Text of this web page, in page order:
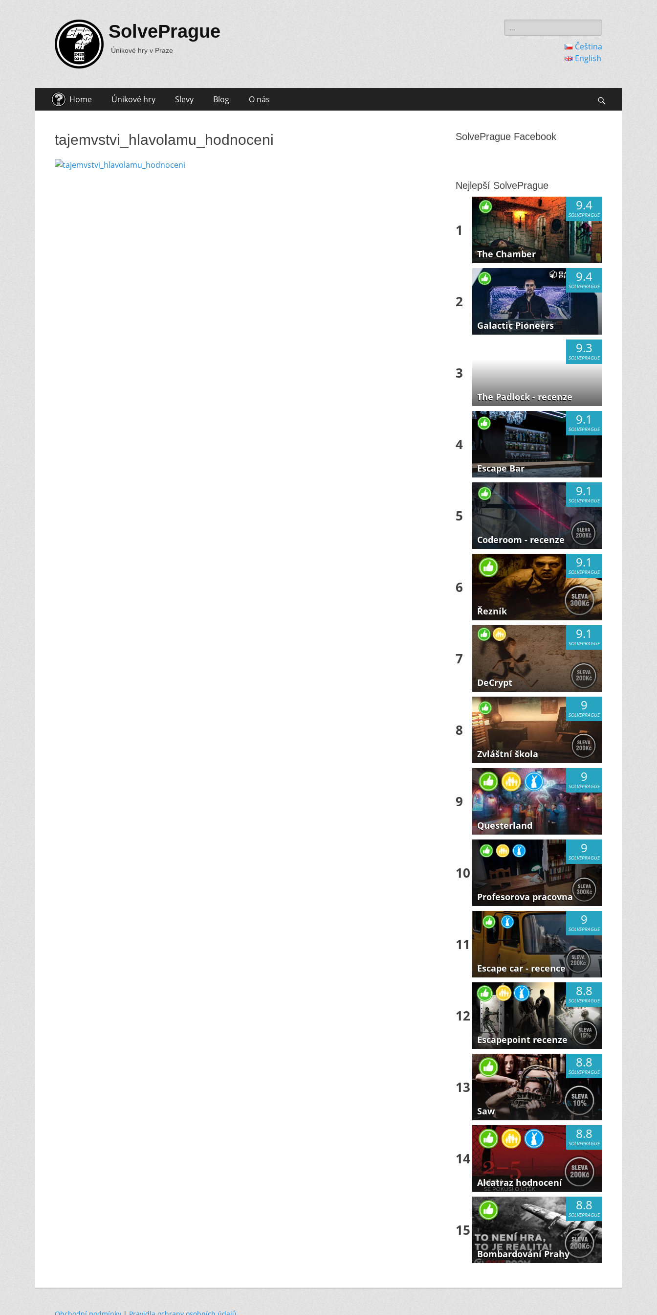
SolvePrague
Únikové hry v Praze
for:
Čeština
English
Primary
Menu
Skip
to
Home Únikové hry Slevy Blog O nás
tajemvstvi_hlavolamu_hodnoceni SolvePrague Facebook
Nejlepší SolvePrague
1
9.4
SOLVEPRAGUE
The Chamber
2
9.4
SOLVEPRAGUE
Galactic Pioneers
3
9.3
SOLVEPRAGUE
The Padlock - recenze
4
9.1
SOLVEPRAGUE
Escape Bar
5
9.1
SOLVEPRAGUE
Coderoom - recenze
6
9.1
SOLVEPRAGUE
Řezník
7
9.1
SOLVEPRAGUE
DeCrypt
8
9
SOLVEPRAGUE
Zvláštní škola
9
9
SOLVEPRAGUE
Questerland
10
9
SOLVEPRAGUE
Profesorova pracovna
11
9
SOLVEPRAGUE
Escape car - recence
12
8.8
SOLVEPRAGUE
Escapepoint recenze
13
8.8
SOLVEPRAGUE
Saw
14
8.8
SOLVEPRAGUE
Alcatraz hodnocení
15
8.8
SOLVEPRAGUE
Bombardování Prahy